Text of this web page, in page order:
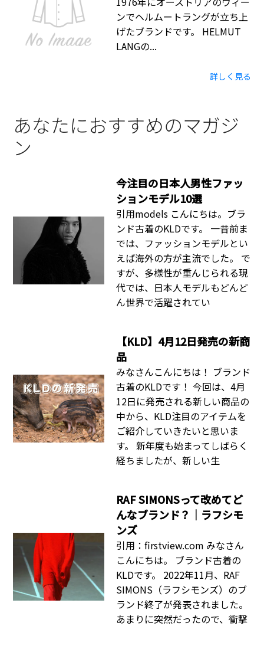
ンでヘルムートラングが立ち上
げたブランドです。 HELMUT
LANGの...
詳しく見る
あなたにおすすめのマガジ
ン
今注目の日本人男性ファッ
ションモデル10選
引用models こんにちは。ブラ
ンド古着のKLDです。 一昔前ま
では、ファッションモデルとい
えば海外の方が主流でした。 で
すが、多様性が重んじられる現
代では、日本人モデルもどんど
ん世界で活躍されてい
【KLD】4月12日発売の新商
品
みなさんこんにちは！ ブランド
古着のKLDです！ 今回は、4月
12日に発売される新しい商品の
中から、KLD注目のアイテムを
ご紹介していきたいと思いま
す。 新年度も始まってしばらく
経ちましたが、新しい生
RAF SIMONSって改めてど
んなブランド？｜ラフシモ
ンズ
引用：firstview.com みなさん
こんにちは。 ブランド古着の
KLDです。 2022年11月、RAF
SIMONS（ラフシモンズ）のブ
ランド終了が発表されました。
あまりに突然だったので、衝撃